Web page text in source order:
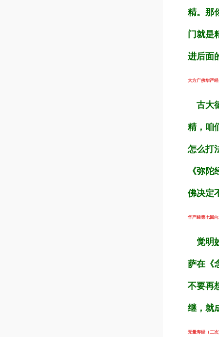
精。那
门就是
进后面
大方广佛华严
古大
精，咱
怎么打
《弥
佛决定
华严经第七回
觉明
萨在《
不要再
继，就
无量寿经（二